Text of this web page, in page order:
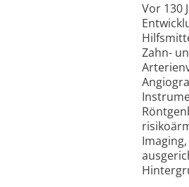
Vor 130
Zahn-